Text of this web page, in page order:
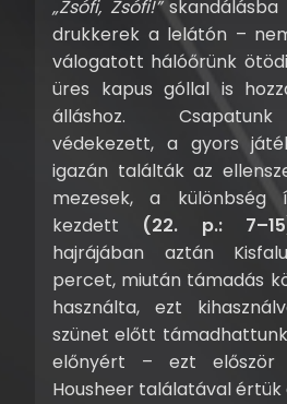
„Zsófi, Zsófi!”skandálásba
drukkerek a lelátón –
válogatott hálóőrünk
üres kapus góllal is
álláshoz.
védekezett, a gyors
igazán találták az
mezesek, a
kezdett (22. p.:
hajrájában aztán
percet, miután támadás
használta, ezt
szünet előtt
előnyért – ezt
Housheer találatával értük